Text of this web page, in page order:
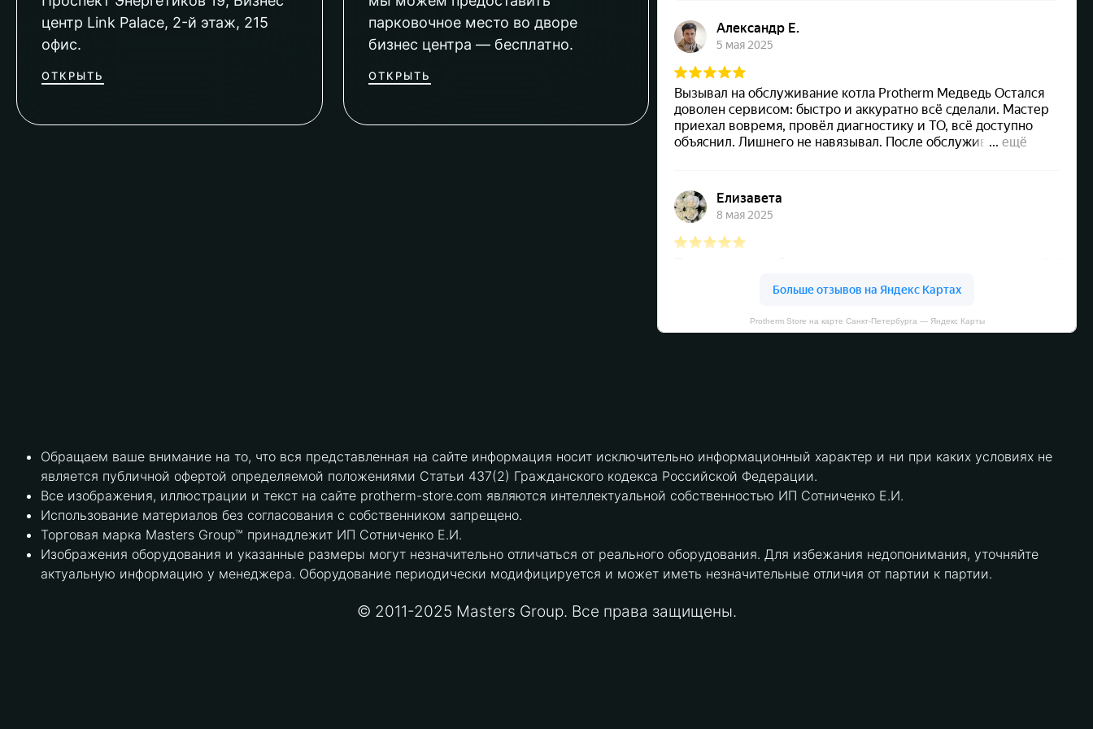
центр Link Palace, 2-й этаж, 215
офис.
ОТКРЫТЬ
парковочное место во дворе
бизнес центра — бесплатно.
ОТКРЫТЬ
Protherm Store на карте Санкт‑Петербурга — Яндекс Карты
Обращаем ваше внимание на то, что вся представленная на сайте информация носит исключительно информационный характер и ни при каких условиях не
является публичной офертой определяемой положениями Статьи 437(2) Гражданского кодекса Российской Федерации.
Все изображения, иллюстрации и текст на сайте protherm-store.com являются интеллектуальной собственностью ИП Сотниченко Е.И.
Использование материалов без согласования с собственником запрещено.
Торговая марка Masters Group™ принадлежит ИП Сотниченко Е.И.
Изображения оборудования и указанные размеры могут незначительно отличаться от реального оборудования. Для избежания недопонимания, уточняйте
актуальную информацию у менеджера. Оборудование периодически модифицируется и может иметь незначительные отличия от партии к партии.
© 2011-2025 Masters Group. Все права защищены.